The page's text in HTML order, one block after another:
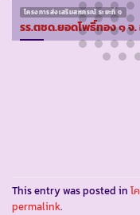
โครงการส่งเสริมสหกรณ์ ระยะที่ ๑
รร.ตชด.ยอดโพธิ์ทอง ๑ จ
This entry was posted in โ
permalink.